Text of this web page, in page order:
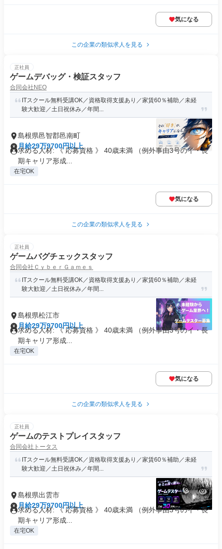
気になる
この企業の類似求人を見る
正社員
ゲームデバッグ・検証スタッフ
合同会社NEO
ITスクール無料受講OK／資格取得支援あり／家賃60％補助／未経
験大歓迎／土日祝休み／年間...
島根県邑智郡邑南町
月給29万9700円以上
求める人材: 《 応募資格 》 40歳未満 （例外事由3号のイ・長
期キャリア形成...
在宅OK
気になる
この企業の類似求人を見る
正社員
ゲームバグチェックスタッフ
合同会社ＣｙｂｅｒＧａｍｅｓ
ITスクール無料受講OK／資格取得支援あり／家賃60％補助／未経
験大歓迎／土日祝休み／年間...
島根県松江市
月給29万9700円以上
求める人材: 《 応募資格 》 40歳未満 （例外事由3号のイ・長
期キャリア形成...
在宅OK
気になる
この企業の類似求人を見る
正社員
ゲームのテストプレイスタッフ
合同会社トータス
ITスクール無料受講OK／資格取得支援あり／家賃60％補助／未経
験大歓迎／土日祝休み／年間...
島根県出雲市
月給29万9700円以上
求める人材: 《 応募資格 》 40歳未満 （例外事由3号のイ・長
期キャリア形成...
在宅OK